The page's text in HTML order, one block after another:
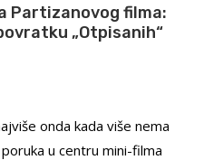
Partizanovog filma:
„Otpisanih“
onda kada više nema
u centru mini-filma